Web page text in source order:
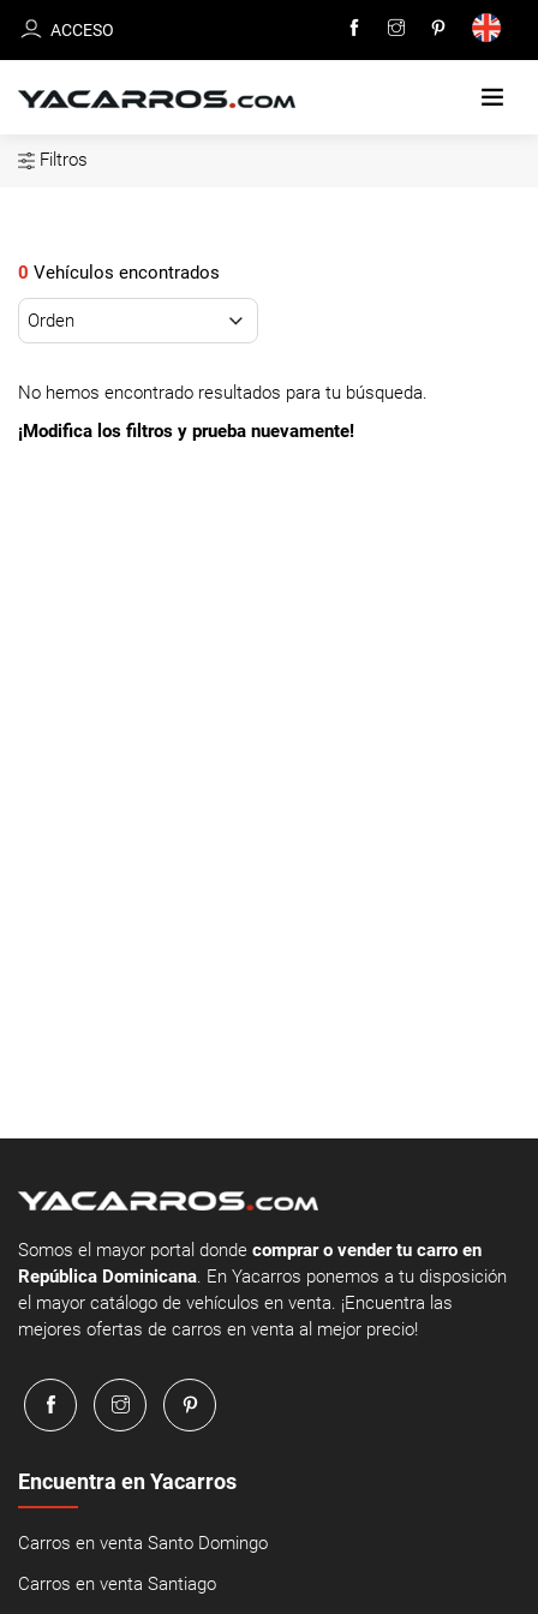
ACCESO
EN
VENTA
TU
Filtros
0 Vehículos encontrados
No hemos encontrado resultados para tu búsqueda.
¡Modifica los filtros y prueba nuevamente!
Somos el mayor portal donde comprar o vender tu carro en
República Dominicana. En Yacarros ponemos a tu disposición
el mayor catálogo de vehículos en venta. ¡Encuentra las
mejores ofertas de carros en venta al mejor precio!
Encuentra en Yacarros
Carros en venta Santo Domingo
Carros en venta Santiago